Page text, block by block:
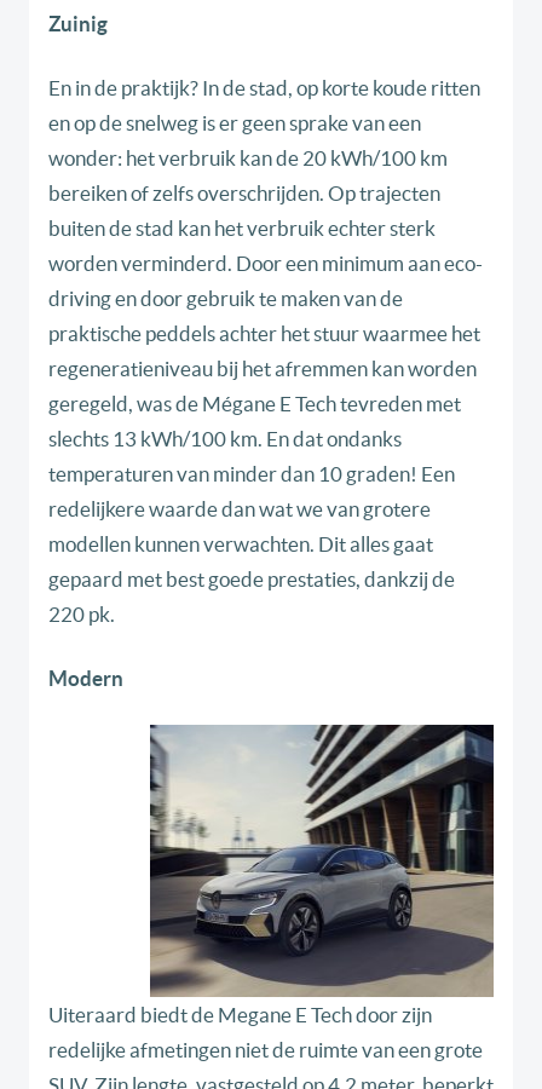
Zuinig
En in de praktijk? In de stad, op korte koude ritten
en op de snelweg is er geen sprake van een
wonder: het verbruik kan de 20 kWh/100 km
bereiken of zelfs overschrijden. Op trajecten
buiten de stad kan het verbruik echter sterk
worden verminderd. Door een minimum aan eco-
driving en door gebruik te maken van de
praktische peddels achter het stuur waarmee het
regeneratieniveau bij het afremmen kan worden
geregeld, was de Mégane E Tech tevreden met
slechts 13 kWh/100 km. En dat ondanks
temperaturen van minder dan 10 graden! Een
redelijkere waarde dan wat we van grotere
modellen kunnen verwachten. Dit alles gaat
gepaard met best goede prestaties, dankzij de
220 pk.
Modern
Uiteraard biedt de Megane E Tech door zijn
redelijke afmetingen niet de ruimte van een grote